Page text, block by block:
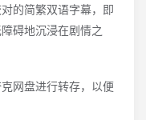
的简繁双语字幕，即
碍地沉浸在剧情之
网盘进行转存，以便